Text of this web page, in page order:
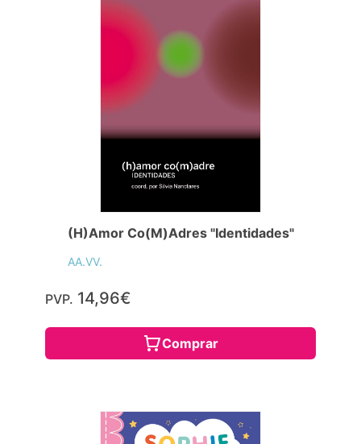
(H)Amor Co(M)Adres "Identidades"
AA.VV.
PVP. 14,96€
Comprar